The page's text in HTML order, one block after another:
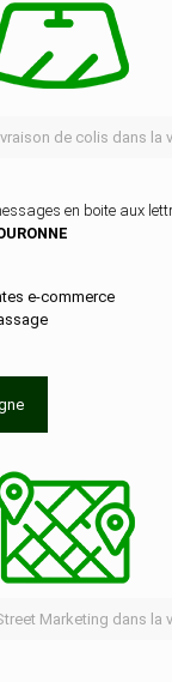
de colis dans la
en boite aux
e‑commerce
Marketing dans la